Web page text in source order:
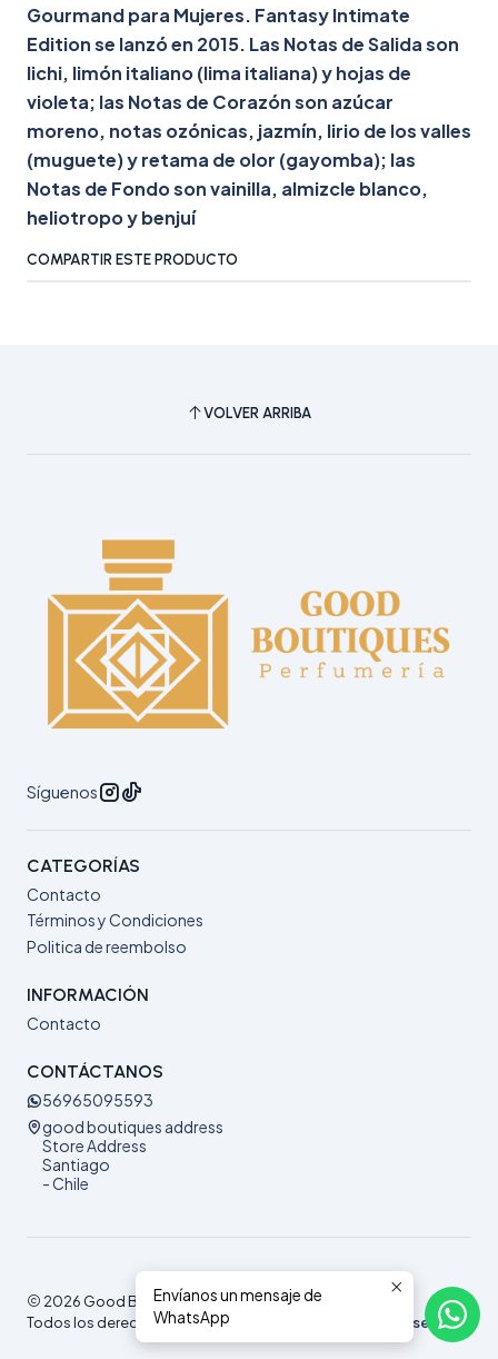
Gourmand para Mujeres. Fantasy Intimate
Edition se lanzó en 2015. Las Notas de Salida son
lichi, limón italiano (lima italiana) y hojas de
violeta; las Notas de Corazón son azúcar
moreno, notas ozónicas, jazmín, lirio de los valles
(muguete) y retama de olor (gayomba); las
Notas de Fondo son vainilla, almizcle blanco,
heliotropo y benjuí
COMPARTIR ESTE PRODUCTO
VOLVER ARRIBA
Síguenos
CATEGORÍAS
Contacto
Términos y Condiciones
Politica de reembolso
INFORMACIÓN
Contacto
CONTÁCTANOS
56965095593
good boutiques address
Store Address
Santiago
- Chile
2026 Good Boutiques.
Todos los derechos reservados.
Desarrollado por Jumpseller.
Envíanos un mensaje de
WhatsApp